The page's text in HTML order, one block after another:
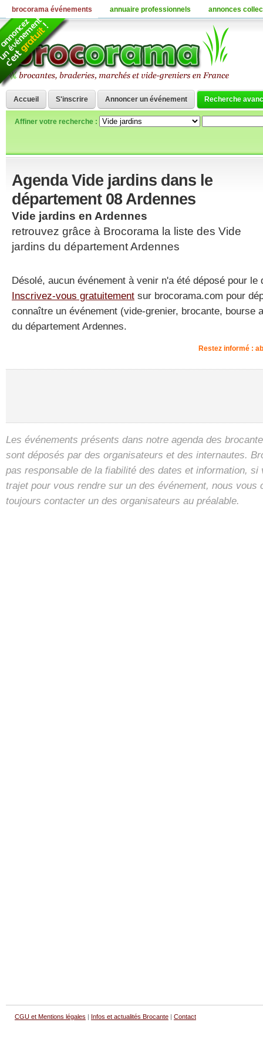
Accueil S'inscrire Annoncer un événement Recherche
Affiner votre recherche :
Agenda Vide jardins dans le
département 08 Ardennes
Vide jardins en Ardennes
retrouvez grâce à Brocorama la liste des Vide
jardins du département Ardennes
Désolé, aucun événement à venir n'a été déposé pour le
Inscrivez-vous gratuitement sur brocorama.com pour
connaître un événement (vide-grenier, brocante, bourse
du département Ardennes.
Restez informé :
Les événements présents dans notre agenda des
sont déposés par des organisateurs et des internautes.
pas responsable de la fiabilité des dates et information, si
trajet pour vous rendre sur un des événement, nous vous
toujours contacter un des organisateurs au préalable.
CGU et Mentions légales | Infos et actualités Brocante | Contact
brocorama événements annuaire professionnels annonces